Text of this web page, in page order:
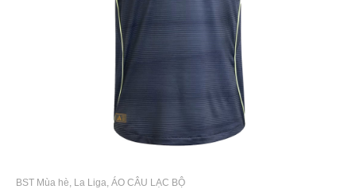
BST Mùa hè, La Liga, ÁO CÂU LẠC BỘ